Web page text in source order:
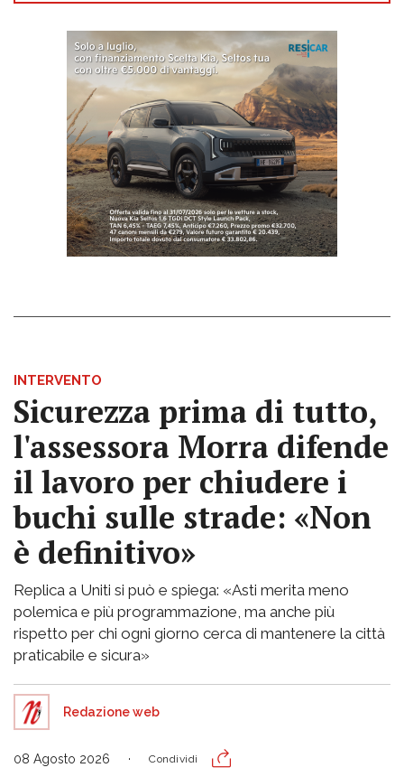
INTERVENTO
Sicurezza prima di tutto,
l'assessora Morra difende
il lavoro per chiudere i
buchi sulle strade: «Non
è definitivo»
Replica a Uniti si può e spiega: «Asti merita meno
polemica e più programmazione, ma anche più
rispetto per chi ogni giorno cerca di mantenere la città
praticabile e sicura»
Redazione web
08 Agosto 2026 Condividi